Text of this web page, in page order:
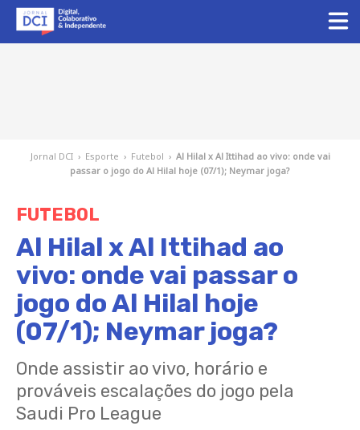
Jornal DCI › Esporte › Futebol › Al Hilal x Al Ittihad ao vivo: onde vai
passar o jogo do Al Hilal hoje (07/1); Neymar joga?
FUTEBOL
Al Hilal x Al Ittihad ao
vivo: onde vai passar o
jogo do Al Hilal hoje
(07/1); Neymar joga?
Onde assistir ao vivo, horário e
prováveis escalações do jogo pela
Saudi Pro League